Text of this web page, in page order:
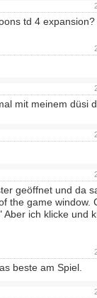
td 4 expansion?
mit meinem düsi
geöffnet und da
the game window.
ich klicke und
beste am Spiel.